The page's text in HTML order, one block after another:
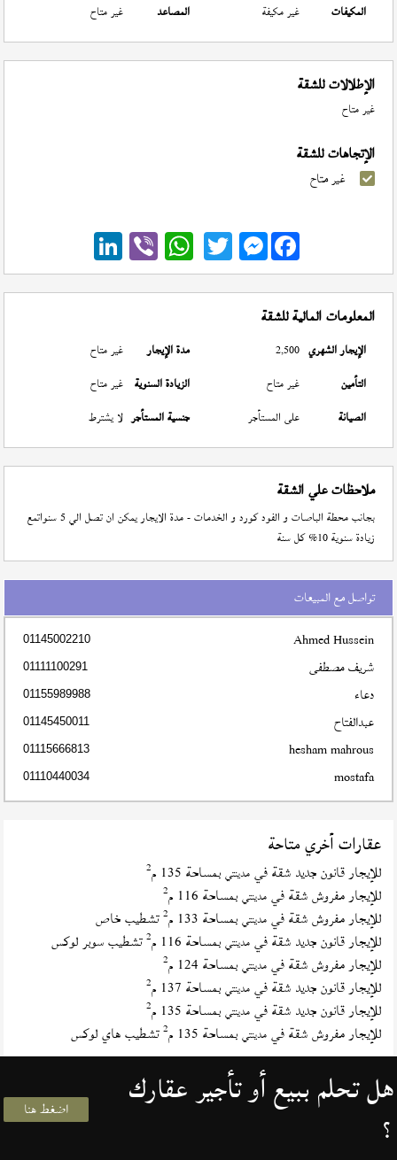
المكيفات
غير مكيفة المصاعد غير متاح
الإطلالات للشقة
غير متاح
الإتجاهات للشقة
غير متاح
Messenger
المعلومات المالية للشقة
الإيجار الشهري 2,500 مدة الإيجار
غير متاح
التأمين
غير متاح الزيادة السنوية غير متاح
الصيانة
على المستأجر جنسية المستأجر لا يشترط
ملاحظات علي الشقة
بجانب محطة الباصات و الفود كورد و الخدمات - مدة الايجار يمكن ان تصل الي 5 سنواتمع
زيادة سنوية 10% كل سنة
تواصل مع المبيعات
Ahmed Hussein
01145002210
شريف مصطفى 01111100291
دعاء 01155989988
عبدالفتاح 01145450011
hesham mahrous
01115666813
mostafa
01110440034
عقارات أخري متاحة
للإيجار قانون جديد شقة فيمدينتي بمساحة 135 م 2
للإيجار مفروش شقة فيمدينتي بمساحة 116 م 2
للإيجار مفروش شقة فيمدينتي بمساحة 133 م 2تشطيب خاص
للإيجار قانون جديد شقة فيمدينتي بمساحة 116 م 2تشطيب سوبر لوكس
للإيجار مفروش شقة فيمدينتي بمساحة 124 م 2
للإيجار قانون جديد شقة فيمدينتي بمساحة 137 م 2
للإيجار قانون جديد شقة فيمدينتي بمساحة 135 م 2
للإيجار مفروش شقة فيمدينتي بمساحة 135 م 2تشطيب هاي لوكس
هل تحلم ببيع أو تأجير عقارك
؟ اضغط هنا